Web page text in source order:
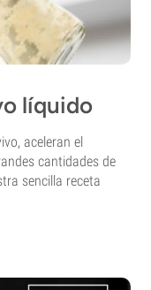
líquido
aceleran el
cantidades de
sencilla receta